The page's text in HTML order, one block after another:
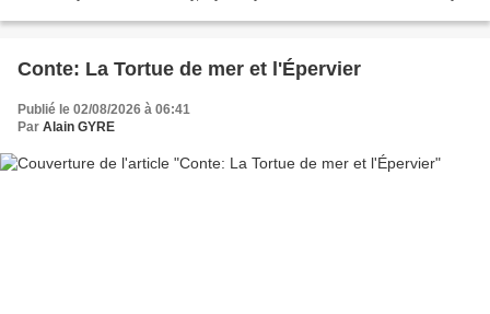
Conte: La Tortue de mer et l'Épervier
Publié le 02/08/2026 à 06:41
Par Alain GYRE